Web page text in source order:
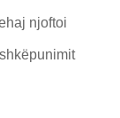
njoftoi